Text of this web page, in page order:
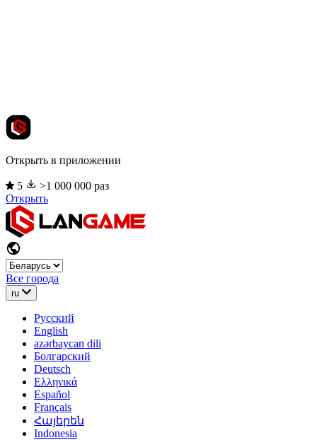
Открыть в приложении
5
>1 000 000 раз
Открыть
Все города
ru
Русский
English
azərbaycan dili
Болгарский
Deutsch
Ελληνικά
Español
Français
Հայերեն
Indonesia